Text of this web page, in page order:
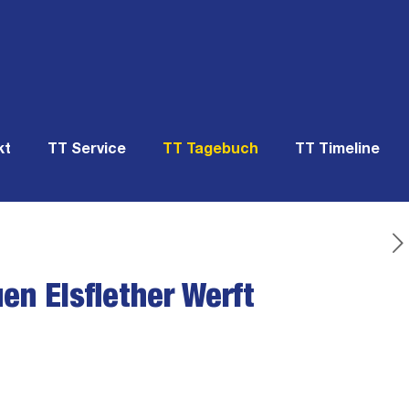
TT Service TT Tagebuch TT Timeline
Elsflether Werft